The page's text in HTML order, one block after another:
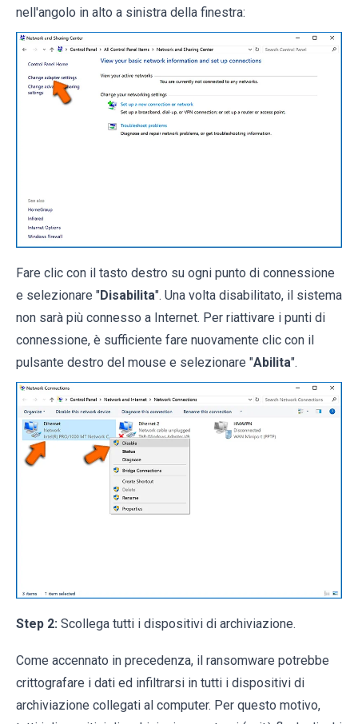
nell'angolo in alto a sinistra della finestra:
Fare clic con il tasto destro su ogni punto di connessione
e selezionare "Disabilita". Una volta disabilitato, il sistema
non sarà più connesso a Internet. Per riattivare i punti di
connessione, è sufficiente fare nuovamente clic con il
pulsante destro del mouse e selezionare "Abilita".
Step 2: Scollega tutti i dispositivi di archiviazione.
Come accennato in precedenza, il ransomware potrebbe
crittografare i dati ed infiltrarsi in tutti i dispositivi di
archiviazione collegati al computer. Per questo motivo,